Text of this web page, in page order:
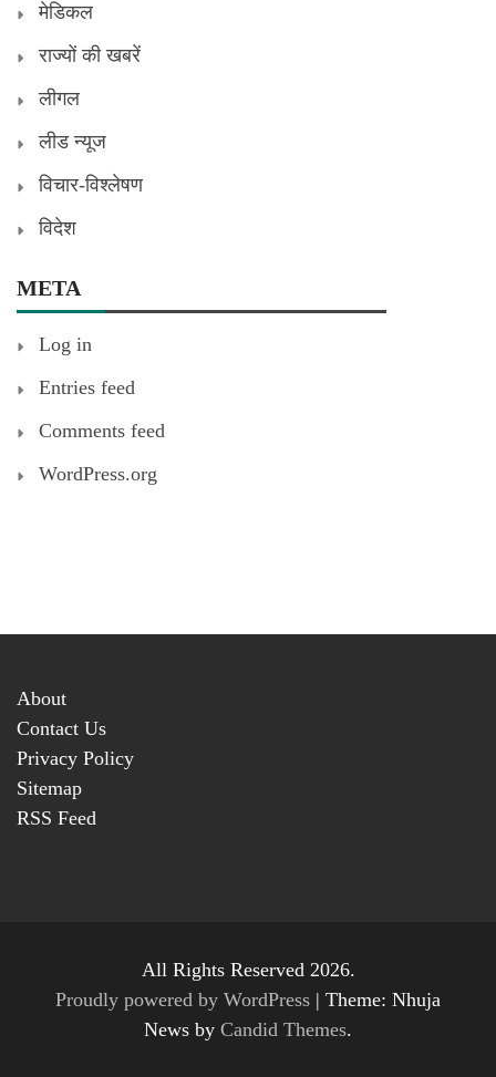
मेडिकल
राज्यों की खबरें
लीगल
लीड न्यूज
विचार-विश्लेषण
विदेश
META
Log in
Entries feed
Comments feed
WordPress.org
About
Contact Us
Privacy Policy
Sitemap
RSS Feed
All Rights Reserved 2026.
Proudly powered by WordPress | Theme: Nhuja
News by Candid Themes.